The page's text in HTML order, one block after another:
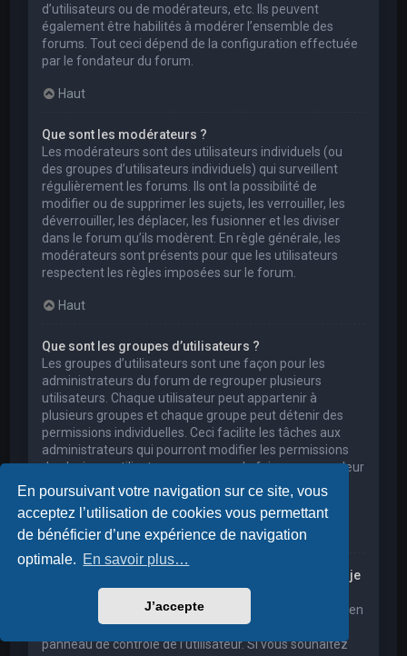
En poursuivant votre navigation sur ce site, vous
acceptez l’utilisation de cookies vous permettant
de bénéficier d’une expérience de navigation
optimale. En savoir plus…
J’accepte
d’utilisateurs ou de modérateurs, etc. Ils peuvent
également être habilités à modérer l’ensemble des
forums. Tout ceci dépend de la configuration effectuée
par le fondateur du forum.
Haut
Que sont les modérateurs ?
Les modérateurs sont des utilisateurs individuels (ou
des groupes d’utilisateurs individuels) qui surveillent
régulièrement les forums. Ils ont la possibilité de
modifier ou de supprimer les sujets, les verrouiller, les
déverrouiller, les déplacer, les fusionner et les diviser
dans le forum qu’ils modèrent. En règle générale, les
modérateurs sont présents pour que les utilisateurs
respectent les règles imposées sur le forum.
Haut
Que sont les groupes d’utilisateurs ?
Les groupes d’utilisateurs sont une façon pour les
administrateurs du forum de regrouper plusieurs
utilisateurs. Chaque utilisateur peut appartenir à
plusieurs groupes et chaque groupe peut détenir des
permissions individuelles. Ceci facilite les tâches aux
administrateurs qui pourront modifier les permissions
de plusieurs utilisateurs en une seule fois, ou encore leur
accorder des pouvoirs de modération, ou bien leur
donner accès à un forum privé.
Haut
Où sont les groupes d’utilisateurs et comment puis-je
en rejoindre un ?
Vous pouvez consulter tous les groupes d’utilisateurs en
cliquant sur le lien « Groupes d’utilisateurs » depuis le
panneau de contrôle de l’utilisateur. Si vous souhaitez